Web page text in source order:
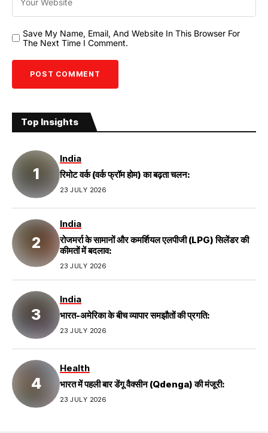
Save My Name, Email, And Website In This Browser For
The Next Time I Comment.
Top Insights
India
रिमोट वर्क (वर्क फ्रॉम होम) का बढ़ता चलन:
23 JULY 2026
India
रोजमर्रा के सामानों और कमर्शियल एलपीजी (LPG) सिलेंडर की
कीमतों में बदलाव:
23 JULY 2026
India
भारत-अमेरिका के बीच व्यापार समझौतों की प्रगति:
23 JULY 2026
Health
भारत में पहली बार डेंगू वैक्सीन (Qdenga) की मंजूरी:
23 JULY 2026